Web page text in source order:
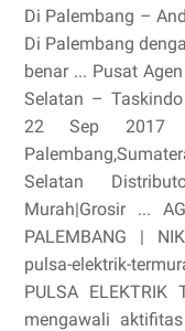
Di Palembang –
Di Palembang
benar ... Pusat
Selatan –
22 Sep 2017
Selatan
Murah|Grosir ...
PALEMBANG |
pulsa-elektrik-
PULSA ELEKTRIK
mengawali